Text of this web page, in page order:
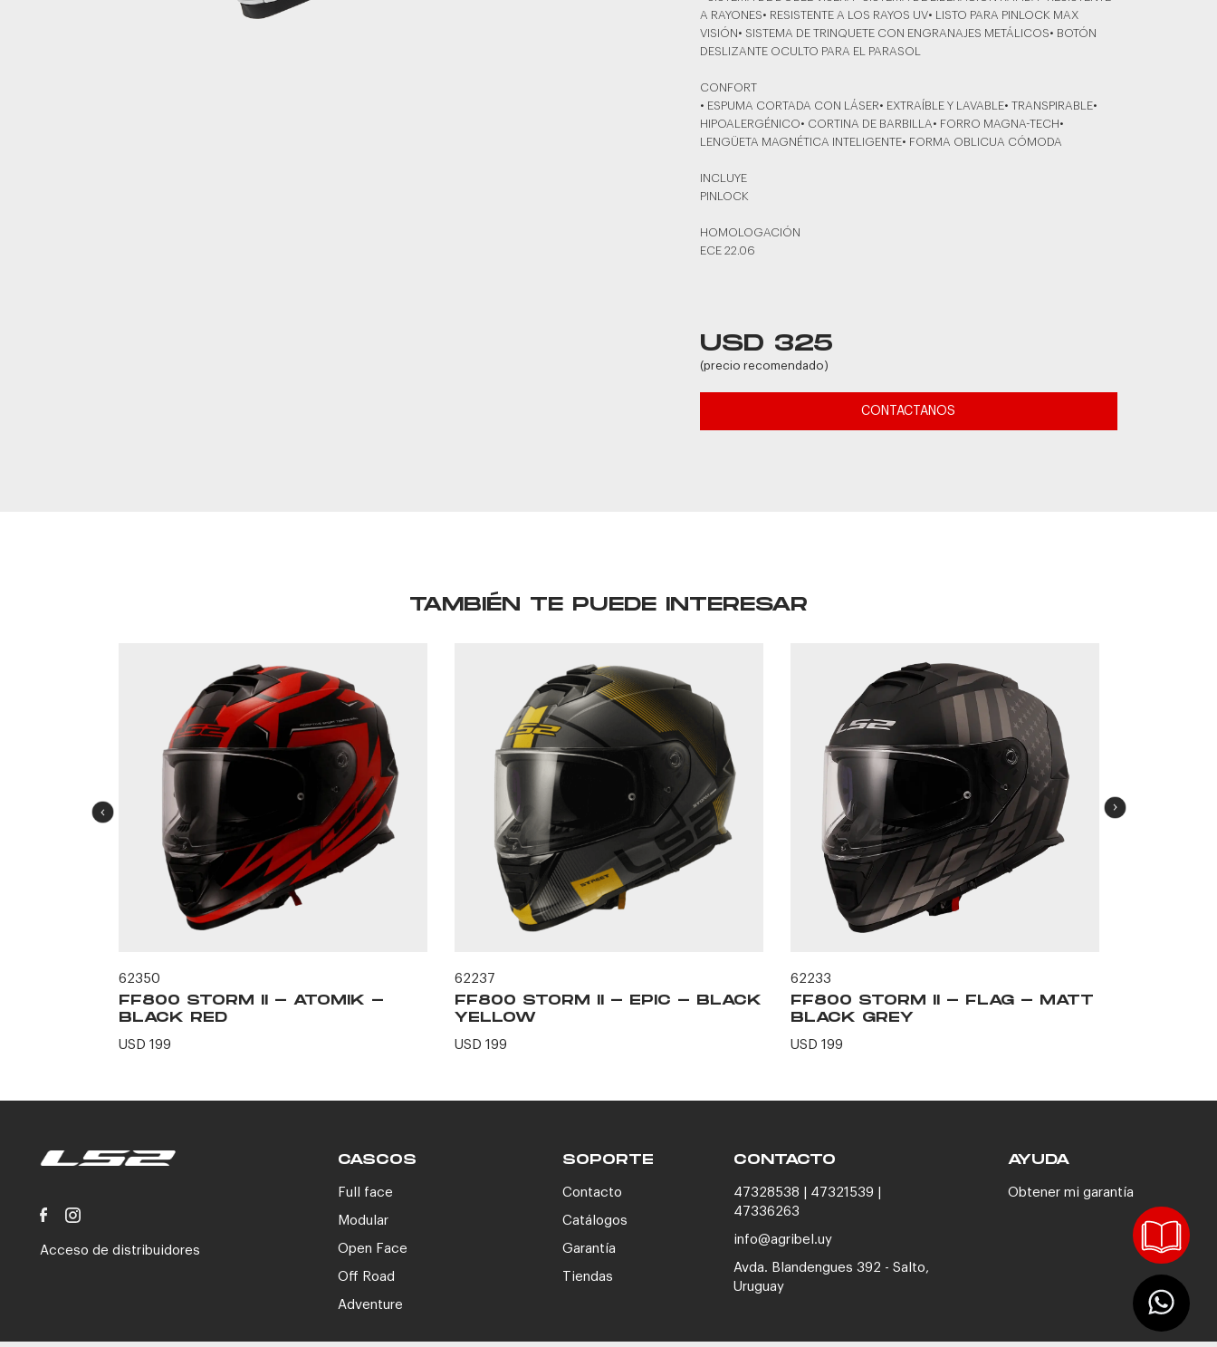
A RAYONES• RESISTENTE A LOS RAYOS UV• LISTO PARA PINLOCK MAX
VISIÓN• SISTEMA DE TRINQUETE CON ENGRANAJES METÁLICOS• BOTÓN
DESLIZANTE OCULTO PARA EL PARASOL
CONFORT
• ESPUMA CORTADA CON LÁSER• EXTRAÍBLE Y LAVABLE• TRANSPIRABLE•
HIPOALERGÉNICO• CORTINA DE BARBILLA• FORRO MAGNA-TECH•
LENGÜETA MAGNÉTICA INTELIGENTE• FORMA OBLICUA CÓMODA
INCLUYE
PINLOCK
HOMOLOGACIÓN
ECE 22.06
USD 325
(precio recomendado)
CONTACTANOS
TAMBIÉN TE PUEDE INTERESAR
62350
FF800 STORM II - ATOMIK -
BLACK RED
USD 199
62237
FF800 STORM II - EPIC - BLACK
YELLOW
USD 199
62233
FF800 STORM II - FLAG - MATT
BLACK GREY
USD 199
Acceso de distribuidores
CASCOS
Full face
Modular
Open Face
Off Road
Adventure
SOPORTE
Contacto
Catálogos
Garantía
Tiendas
CONTACTO
47328538 | 47321539 |
47336263
info@agribel.uy
Avda. Blandengues 392 - Salto,
Uruguay
AYUDA
Obtener mi garantía